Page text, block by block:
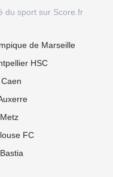
son transfert à
de la Coupe du
du sport sur Score.fr
de Marseille
HSC
FC